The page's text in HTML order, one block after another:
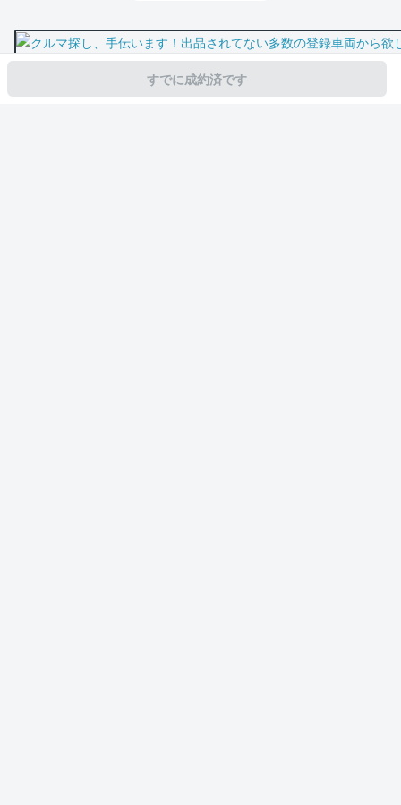
すでに成約済です